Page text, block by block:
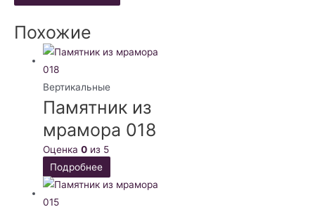
Похожие
Вертикальные
Памятник из
мрамора 018
Оценка0 из 5
Подробнее